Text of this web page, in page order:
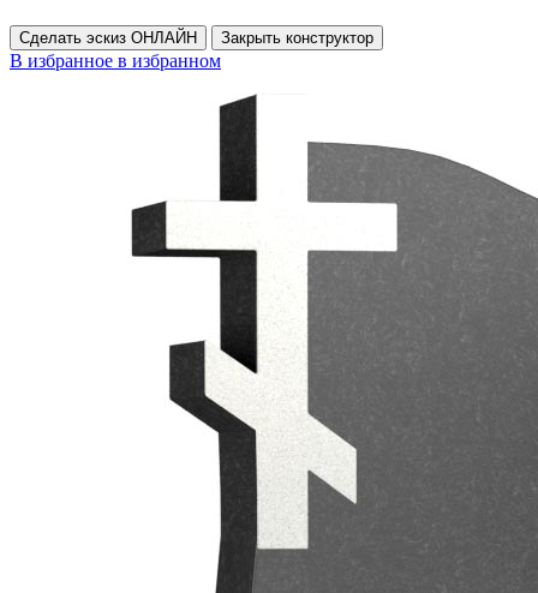
Сделать эскиз ОНЛАЙН Закрыть конструктор
В избранное в избранном